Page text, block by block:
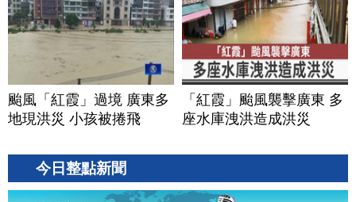
颱風「紅霞」過境 廣東多
地現洪災 小孩被捲飛
「紅霞」颱風襲擊廣東 多
座水庫洩洪造成洪災
今日整點新聞